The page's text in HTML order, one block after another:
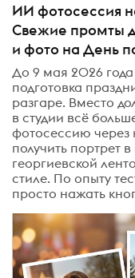
ИИ фотосессия
Свежие промты
и фото на День
До 9 мая 2026
подготовка
разгаре. Вместо
в студии всё
фотосессию через
получить портрет
георгиевской
стиле. По опыту
просто нажать